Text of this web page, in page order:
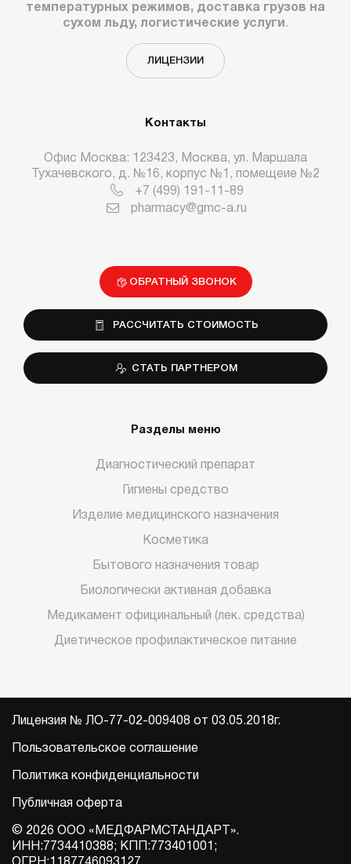
температурных режимов, доставка грузов на
сухом льду, логистические услуги .
ЛИЦЕНЗИИ
Контакты
Офис Москва: 123423, Москва, ул. Маршала
Тухачевского, д. №16, корпус №1, помещеие №2
+7 (499) 191-11-89
pharmacy@gmc-a.ru
ОБРАТНЫЙ ЗВОНОК
РАССЧИТАТЬ СТОИМОСТЬ
СТАТЬ ПАРТНЕРОМ
Разделы меню
Диагностический препарат
Гигиены средство
Изделие медицинского назначения
Косметика
Бытового назначения товар
Биологически активная добавка
Медикамент официнальный (лек. средства)
Диетическое профилактическое питание
Лицензия № ЛО-77-02-009408 от 03.05.2018г.
Пользовательское соглашение
Политика конфиденциальности
Публичная оферта
© 2026 ООО «МЕДФАРМСТАНДАРТ».
ИНН:7734410388; КПП:773401001;